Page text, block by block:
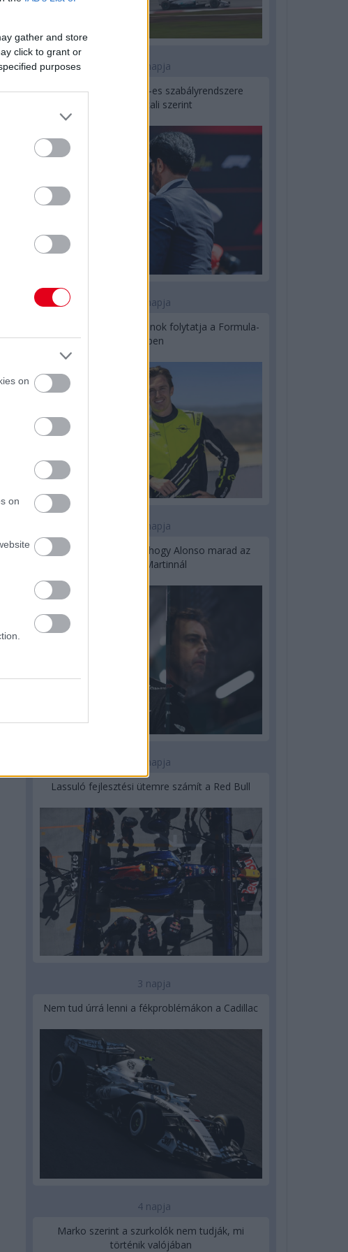
gather and store
click to grant or
purposes
on
on
2 napja
Ilyen lehet a jövő F1-es szabályrendszere
Domenicali szerint
2 napja
Újabb korábbi F2-es bajnok folytatja a Formula-
E-ben
2 napja
Newey biztos benne, hogy Alonso marad az
Aston Martinnál
3 napja
Lassuló fejlesztési ütemre számít a Red Bull
3 napja
Nem tud úrrá lenni a fékproblémákon a Cadillac
4 napja
Marko szerint a szurkolók nem tudják, mi
történik valójában